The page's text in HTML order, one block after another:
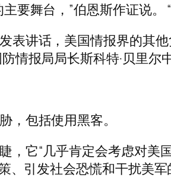
要舞台，”伯恩斯作证说
表讲话，美国情报界的其
情报局局长斯科特·贝里尔
，包括使用黑客。
，它“几乎肯定会考虑对
、引发社会恐慌和干扰美